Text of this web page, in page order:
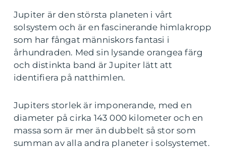
Jupiter är den största planeten i vårt
solsystem och är en fascinerande himlakropp
som har fångat människors fantasi i
århundraden. Med sin lysande orangea färg
och distinkta band är Jupiter lätt att
identifiera på natthimlen.
Jupiters storlek är imponerande, med en
diameter på cirka 143 000 kilometer och en
massa som är mer än dubbelt så stor som
summan av alla andra planeter i solsystemet.